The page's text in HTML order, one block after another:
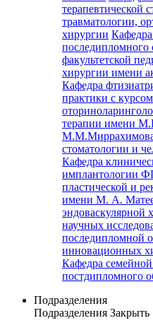
терапевтической
травматологии,
хирургии
последипломного
факультетской
хирургии имени
Кафедра
практики с
терапии имени
стоматологии и
Кафедра
пластической и
имени М. А.
эндоваскулярной
научных
последипломной
инновационных
Кафедра
постдипломного
Подразделения
Подразделения Закрыть